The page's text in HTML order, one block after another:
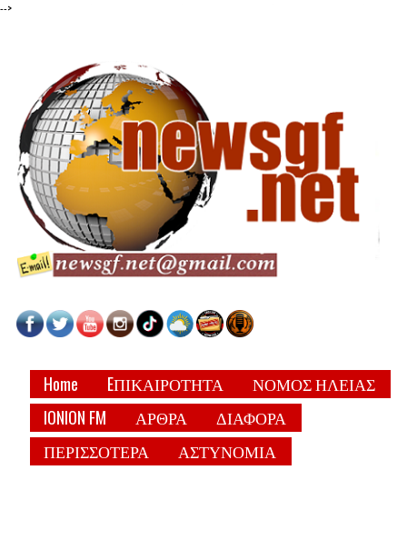
-->
Home EΠΙΚΑΙΡΟΤΗΤΑ
ΝΟΜΟΣ ΗΛΕΙΑΣ
IONION FM
ΑΡΘΡΑ
ΔΙΑΦΟΡΑ
ΠΕΡΙΣΣΟΤΕΡΑ
ΑΣΤΥΝΟΜΙΑ